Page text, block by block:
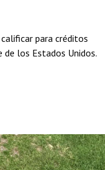
para créditos
de los Estados Unidos.